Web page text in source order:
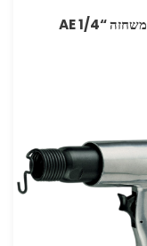
משחזה “AE 1/4